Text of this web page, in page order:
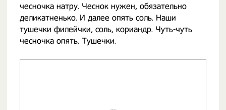
чесночка натру. Чеснок нужен, обязательно
деликатненько. И далее опять соль. Наши
тушечки филейчки, соль, кориандр. Чуть-чуть
чесночка опять. Тушечки.